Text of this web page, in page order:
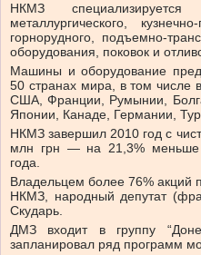
НКМЗ
металлургического,
горнорудного, подъемно-
оборудования, поковок и
Машины и оборудование
50 странах мира, в том числе
США, Франции, Румынии,
Японии, Канаде, Германии,
НКМЗ завершил 2010 год с
млн грн — на 21,3% меньше
года.
Владельцем более 76% акций
НКМЗ, народный депутат
Скударь.
ДМЗ входит в группу
запланировал ряд программ